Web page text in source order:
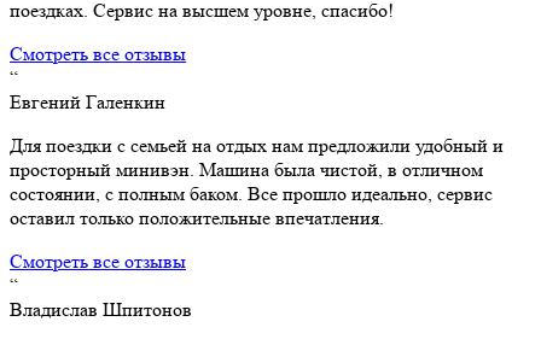
поездках. Сервис на высшем уровне, спасибо!
Смотреть все отзывы
“
Евгений Галенкин
Для поездки с семьей на отдых нам предложили удобный и
просторный минивэн. Машина была чистой, в отличном
состоянии, с полным баком. Все прошло идеально, сервис
оставил только положительные впечатления.
Смотреть все отзывы
“
Владислав Шпитонов